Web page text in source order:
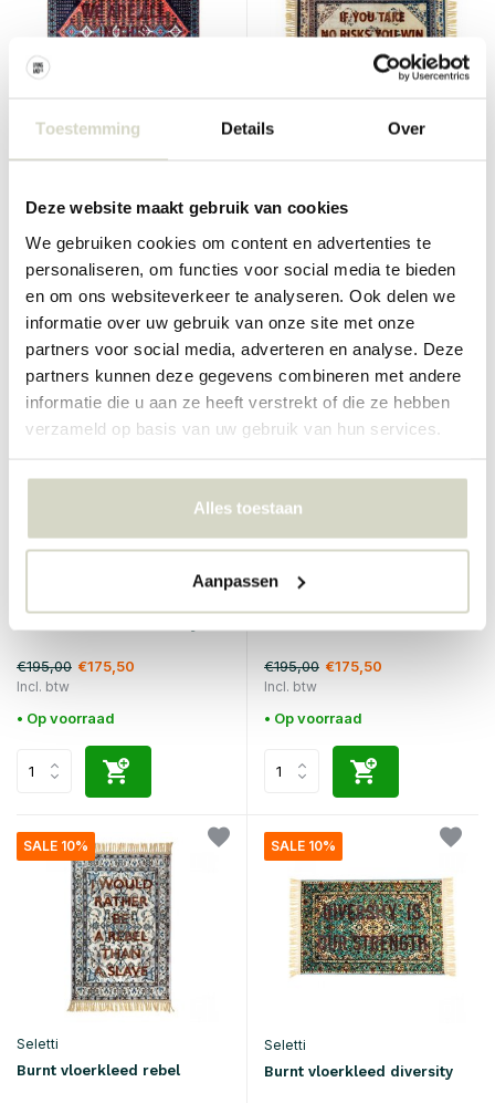
Toestemming Details Over
Deze website maakt gebruik van cookies
We gebruiken cookies om content en advertenties te
personaliseren, om functies voor social media te bieden
en om ons websiteverkeer te analyseren. Ook delen we
informatie over uw gebruik van onze site met onze
partners voor social media, adverteren en analyse. Deze
partners kunnen deze gegevens combineren met andere
informatie die u aan ze heeft verstrekt of die ze hebben
verzameld op basis van uw gebruik van hun services.
Alles toestaan
Aanpassen
€380,00 €342,00
Incl. btw
• Op voorraad
€195,00 €175,50
Incl. btw
• Op voorraad
SALE 10%
€195,00 €175,50
Incl. btw
• Op voorraad
SALE 10%
€195,00 €175,50
Incl. btw
• Op voorraad
SALE 10%
Seletti
Burnt vloerkleed rebel
SALE 10%
Seletti
Burnt vloerkleed diversity